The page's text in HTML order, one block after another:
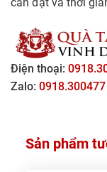
Điện thoại:
Zalo: 0918.300477
Sản phẩm